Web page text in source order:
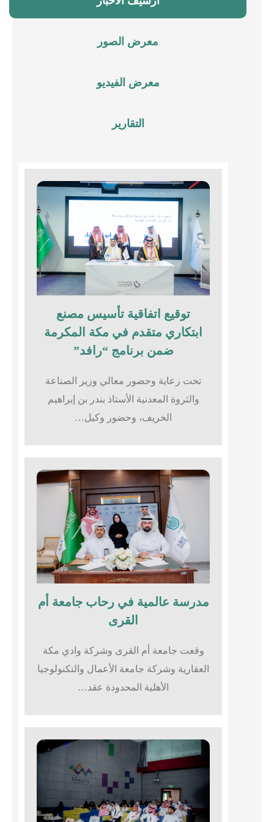
معرض الصور
معرض الفيديو
التقارير
توقيع اتفاقية تأسيس مصنع
ابتكاري متقدم في مكة المكرمة
ضمن برنامج “رافد”
تحت رعاية وحضور معالي وزير الصناعة
والثروة المعدنية الأستاذ بندر بن إبراهيم
الخريف، وحضور وكيل…
مدرسة عالمية في رحاب جامعة أم
القرى​
وقعت جامعة أم القرى وشركة وادي مكة
العقارية وشركة جامعة الأعمال والتكنولوجيا
الأهلية المحدودة عقد…